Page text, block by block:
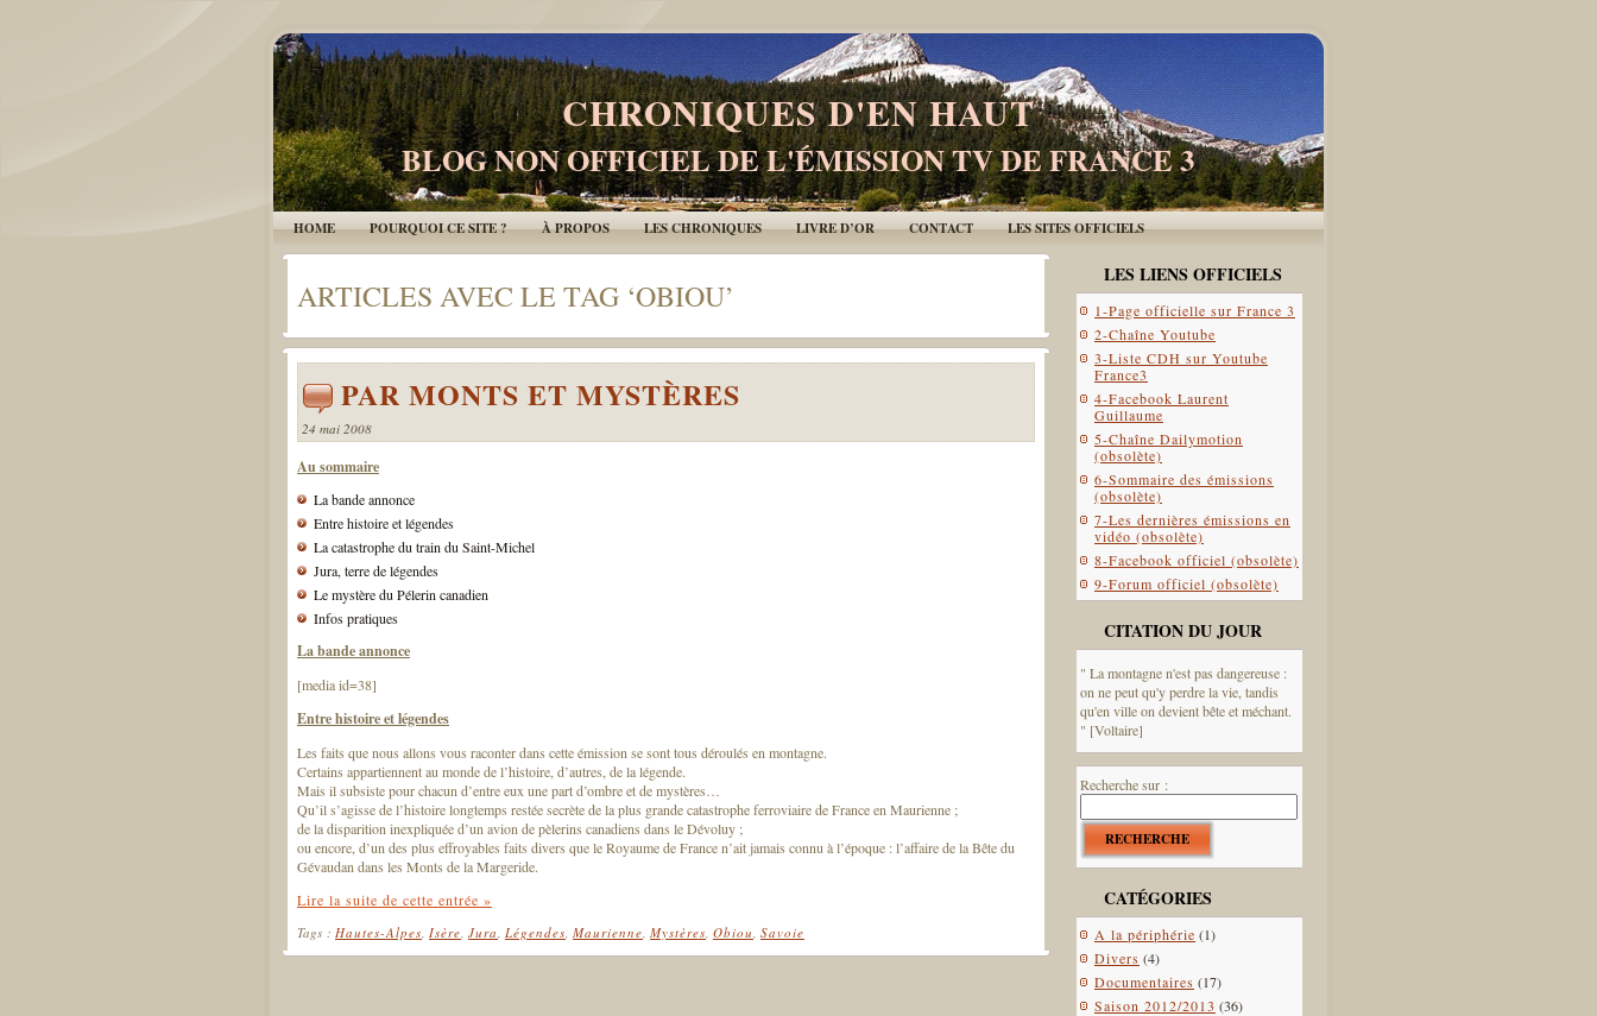
CHRONIQUES D'EN HAUT
BLOG NON OFFICIEL DE L'ÉMISSION TV DE FRANCE 3
HOME POURQUOI CE SITE ? À PROPOS LES CHRONIQUES LIVRE D’OR CONTACT LES SITES OFFICIELS
ARTICLES AVEC LE TAG ‘OBIOU’
PAR MONTS ET MYSTÈRES
24 mai 2008
Au sommaire
La bande annonce
Entre histoire et légendes
La catastrophe du train du Saint-Michel
Jura, terre de légendes
Le mystère du Pélerin canadien
Infos pratiques
La bande annonce
[media id=38]
Entre histoire et légendes
Les faits que nous allons vous raconter dans cette émission se sont tous déroulés en montagne.
Certains appartiennent au monde de l’histoire, d’autres, de la légende.
Mais il subsiste pour chacun d’entre eux une part d’ombre et de mystères…
Qu’il s’agisse de l’histoire longtemps restée secrète de la plus grande catastrophe ferroviaire de France en Maurienne ;
de la disparition inexpliquée d’un avion de pèlerins canadiens dans le Dévoluy ;
ou encore, d’un des plus effroyables faits divers que le Royaume de France n’ait jamais connu à l’époque : l’affaire de la Bête du
Gévaudan dans les Monts de la Margeride.
Lire la suite de cette entrée »
Tags : Hautes-Alpes, Isère, Jura, Légendes, Maurienne, Mystères, Obiou, Savoie
LES LIENS OFFICIELS
1-Page officielle sur France 3
2-Chaîne Youtube
3-Liste CDH sur Youtube
France3
4-Facebook Laurent
Guillaume
5-Chaîne Dailymotion
(obsolète)
6-Sommaire des émissions
(obsolète)
7-Les dernières émissions en
vidéo (obsolète)
8-Facebook officiel (obsolète)
9-Forum officiel (obsolète)
CITATION DU JOUR
" La montagne n'est pas dangereuse :
on ne peut qu'y perdre la vie, tandis
qu'en ville on devient bête et méchant.
" [Voltaire]
Recherche sur :
RECHERCHE
CATÉGORIES
A la périphérie (1)
Divers (4)
Documentaires (17)
Saison 2012/2013 (36)